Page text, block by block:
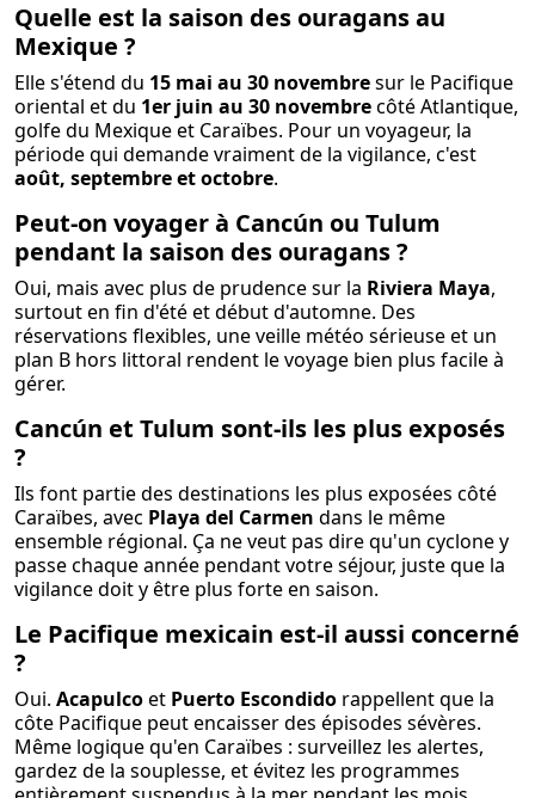
Quelle est la saison des ouragans au
Mexique ?
Elle s'étend du 15 mai au 30 novembresur le Pacifique
oriental et du 1er juin au 30 novembrecôté Atlantique,
golfe du Mexique et Caraïbes. Pour un voyageur, la
période qui demande vraiment de la vigilance, c'est
août, septembre et octobre.
Peut-on voyager à Cancún ou Tulum
pendant la saison des ouragans ?
Oui, mais avec plus de prudence sur la Riviera Maya,
surtout en fin d'été et début d'automne. Des
réservations flexibles, une veille météo sérieuse et un
plan B hors littoral rendent le voyage bien plus facile à
gérer.
Cancún et Tulum sont-ils les plus exposés
?
Ils font partie des destinations les plus exposées côté
Caraïbes, avec Playa del Carmen dans le même
ensemble régional. Ça ne veut pas dire qu'un cyclone y
passe chaque année pendant votre séjour, juste que la
vigilance doit y être plus forte en saison.
Le Pacifique mexicain est-il aussi concerné
?
Oui. Acapulcoet Puerto Escondido rappellent que la
côte Pacifique peut encaisser des épisodes sévères.
Même logique qu'en Caraïbes : surveillez les alertes,
gardez de la souplesse, et évitez les programmes